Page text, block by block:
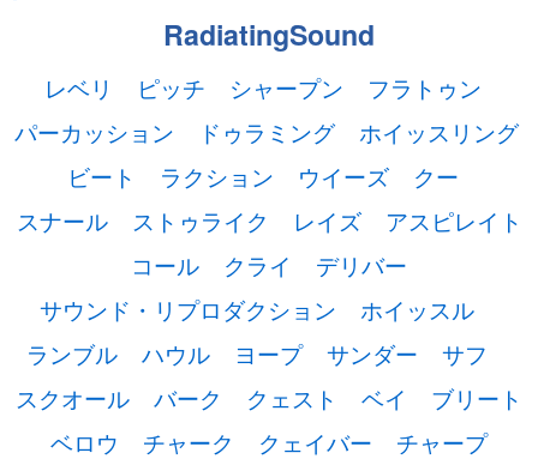
RadiatingSound
レベリ ピッチ シャープン
フラトゥン
パーカッション
ドゥラミング
ホイッスリング
ビート
ラクション ウイーズ
クー
スナール
ストゥライク レイズ
アスピレイト
コール
クライ
デリバー
サウンド・リプロダクション
ホイッスル
ランブル
ハウル ヨープ サンダー
サフ
スクオール
バーク クェスト ベイ
ブリート
ベロウ
チャーク クェイバー
チャープ